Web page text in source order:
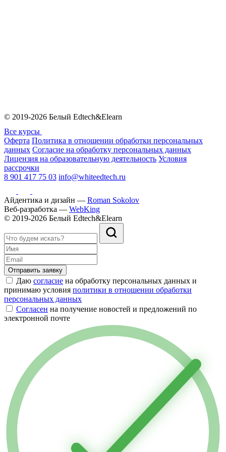
© 2019-2026 Белый Edtech&Elearn
Все курсы
Оферта Политика в отношении обработки персональных
данных Согласие на обработку персональных данных
Лицензия на образовательную деятельность Условия
рассрочки
8 901 417 75 03 info@whiteedtech.ru
Айдентика и дизайн — Roman Sokolov
Веб-разработка — WebKing
© 2019-2026 Белый Edtech&Elearn
Отправить заявку
Даю согласие на обработку персональных данных и
принимаю условия политики в отношении обработки
персональных данных
Согласен на получение новостей и предложений по
электронной почте